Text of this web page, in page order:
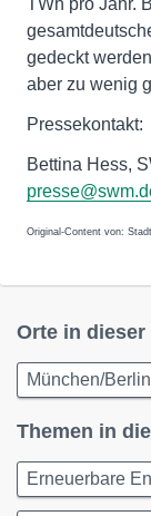
TWh pro Jahr.
gedeckt
aber zu wenig
Pressekontakt:
Bettina Hess,
Original-Content von:
Orte in dieser
München/Berlin
Themen in
Erneuerbare